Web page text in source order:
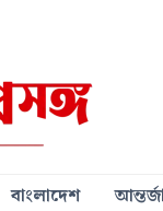
বাংলাদেশ